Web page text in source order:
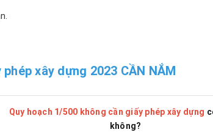
xây dựng 2023 CẦN NẮM
Quy hoạch 1/500 không cần giấy phép xây dựng
không?